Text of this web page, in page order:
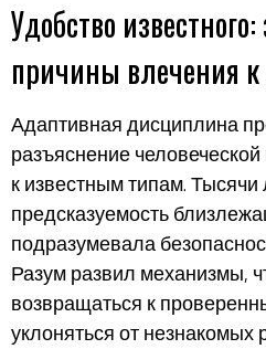
Удобство
причины влечения
Адаптивная дисциплина
разъяснение
к известным типам.
предсказуемость
подразумевала
Разум развил механизмы,
возвращаться к
уклоняться от незнакомых